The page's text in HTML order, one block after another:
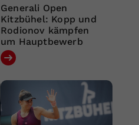
Generali Open
Kitzbühel: Kopp und
Rodionov kämpfen
um Hauptbewerb